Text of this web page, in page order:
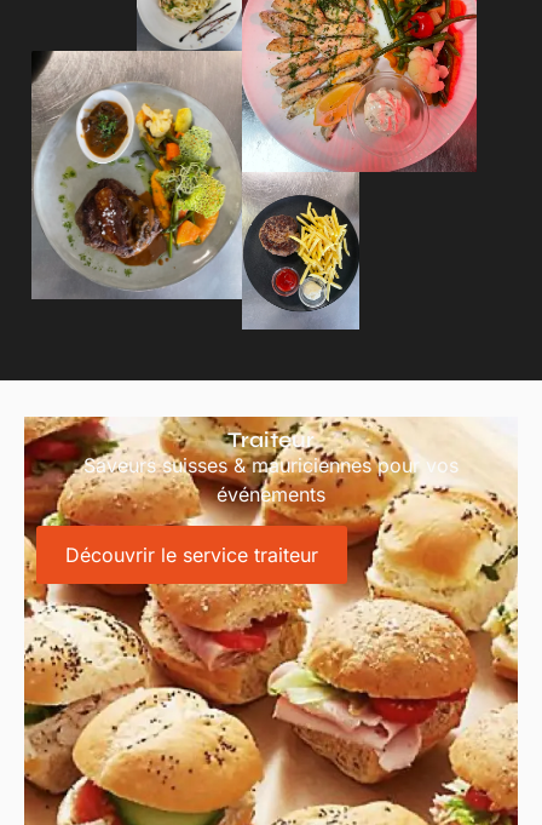
Traiteur
Saveurs suisses & mauriciennes pour vos
événements
Découvrir le service traiteur